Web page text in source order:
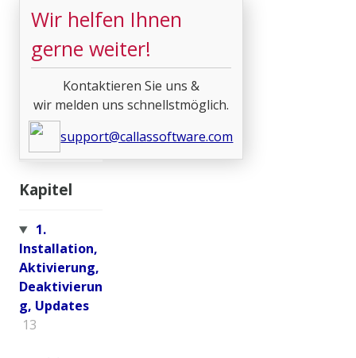
Wir helfen Ihnen
gerne weiter!
Kontaktieren Sie uns &
wir melden uns schnellstmöglich.
support@callassoftware.com
Kapitel
1.
Installation,
Aktivierung,
Deaktivierun
g, Updates
13